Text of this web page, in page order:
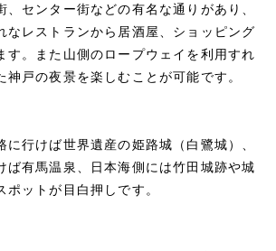
、センター街などの有名な通りがあり、
なレストランから居酒屋、ショッピング
す。また山側のロープウェイを利用すれ
神戸の夜景を楽しむことが可能です。
に行けば世界遺産の姫路城（白鷺城）、
ば有馬温泉、日本海側には竹田城跡や城
ットが目白押しです。